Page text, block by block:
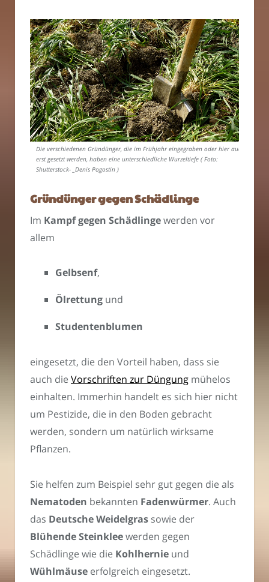
Die verschiedenen Gründünger, die im Frühjahr eingegraben oder hier auch
erst gesetzt werden, haben eine unterschiedliche Wurzeltiefe ( Foto:
Shutterstock- _Denis Pogostin )
Gründünger gegen Schädlinge
Im Kampf gegen Schädlingewerden vor
allem
Gelbsenf,
Ölrettung und
Studentenblumen
eingesetzt, die den Vorteil haben, dass sie
auch die Vorschriften zur Düngung mühelos
einhalten. Immerhin handelt es sich hier nicht
um Pestizide, die in den Boden gebracht
werden, sondern um natürlich wirksame
Pflanzen.
Sie helfen zum Beispiel sehr gut gegen die als
Nematoden bekannten Fadenwürmer. Auch
das Deutsche Weidelgras sowie der
Blühende Steinkleewerden gegen
Schädlinge wie die Kohlhernie und
Wühlmäuse erfolgreich eingesetzt.